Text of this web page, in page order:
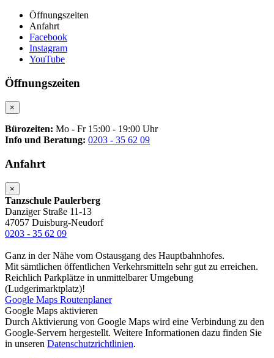
Öffnungszeiten
Anfahrt
Facebook
Instagram
YouTube
Öffnungszeiten
×
Bürozeiten: Mo - Fr 15:00 - 19:00 Uhr
Info und Beratung: 0203 - 35 62 09
Anfahrt
×
Tanzschule Paulerberg
Danziger Straße 11-13
47057 Duisburg-Neudorf
0203 - 35 62 09
Ganz in der Nähe vom Ostausgang des Hauptbahnhofes.
Mit sämtlichen öffentlichen Verkehrsmitteln sehr gut zu erreichen.
Reichlich Parkplätze in unmittelbarer Umgebung
(Ludgerimarktplatz)!
Google Maps Routenplaner
Google Maps aktivieren
Durch Aktivierung von Google Maps wird eine Verbindung zu den
Google-Servern hergestellt. Weitere Informationen dazu finden Sie
in unseren Datenschutzrichtlinien.